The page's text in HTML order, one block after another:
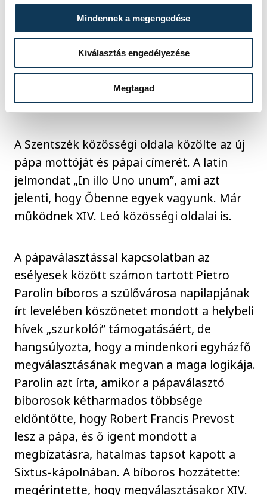
Mindennek a megengedése
Kiválasztás engedélyezése
Megtagad
jóakaratú emberek közötti
együttműködést, valamint éreztetni Isten
segítő erejét. Ez volt XIV. Leó harmadik
beszéde megválasztása óta, a Szent Péter-
bazilika erkélyén, majd a Sixtus-kápolnában
pénteken elmondott beszédét követően.
A Szentszék közösségi oldala közölte az új
pápa mottóját és pápai címerét. A latin
jelmondat „In illo Uno unum”, ami azt
jelenti, hogy Őbenne egyek vagyunk. Már
működnek XIV. Leó közösségi oldalai is.
A pápaválasztással kapcsolatban az
esélyesek között számon tartott Pietro
Parolin bíboros a szülővárosa napilapjának
írt levelében köszönetet mondott a helybeli
hívek „szurkolói” támogatásáért, de
hangsúlyozta, hogy a mindenkori egyházfő
megválasztásának megvan a maga logikája.
Parolin azt írta, amikor a pápaválasztó
bíborosok kétharmados többsége
eldöntötte, hogy Robert Francis Prevost
lesz a pápa, és ő igent mondott a
megbízatásra, hatalmas tapsot kapott a
Sixtus-kápolnában. A bíboros hozzátette:
megérintette, hogy megválasztásakor XIV.